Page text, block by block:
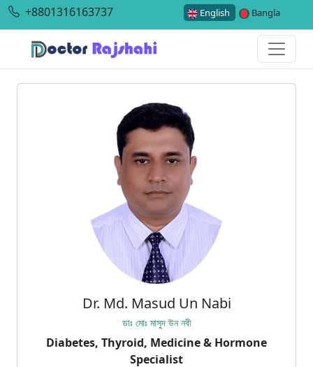
+8801316163737 English Bangla
Dr. Md. Masud Un Nabi
ডাঃ মোঃ মাসুদ উন নবী
Diabetes, Thyroid, Medicine & Hormone
Specialist